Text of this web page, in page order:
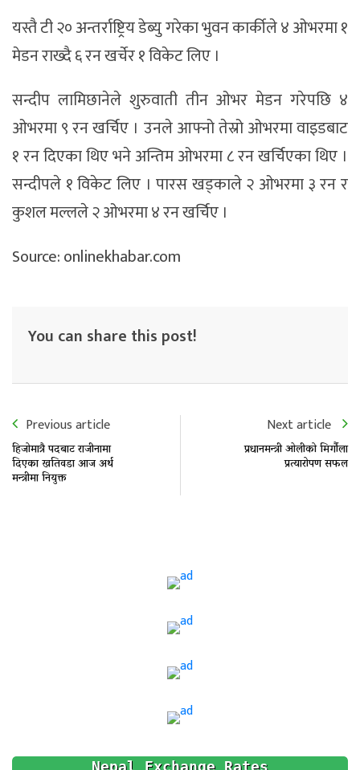
यस्तै टी २० अन्तर्राष्ट्रिय डेब्यु गरेका भुवन कार्कीले ४ ओभरमा १
मेडन राख्दै ६ रन खर्चेर १ विकेट लिए ।
सन्दीप लामिछानेले शुरुवाती तीन ओभर मेडन गरेपछि ४
ओभरमा ९ रन खर्चिए । उनले आफ्नो तेस्रो ओभरमा वाइडबाट
१ रन दिएका थिए भने अन्तिम ओभरमा ८ रन खर्चिएका थिए ।
सन्दीपले १ विकेट लिए । पारस खड्काले २ ओभरमा ३ रन र
कुशल मल्लले २ ओभरमा ४ रन खर्चिए ।
Source: onlinekhabar.com
You can share this post!
Previous article
हिजोमात्रै पदबाट राजीनामा
दिएका खतिवडा आज अर्थ
मन्त्रीमा नियुक्त
Next article
प्रधानमन्त्री ओलीको मिर्गौला
प्रत्यारोपण सफल